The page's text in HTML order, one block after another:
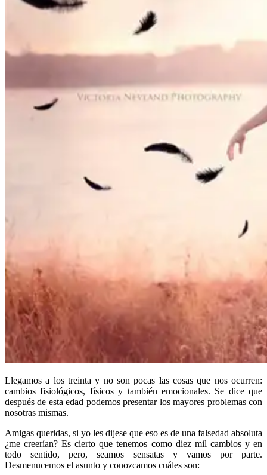
Llegamos a los treinta y no son pocas las cosas que nos ocurren:
cambios fisiológicos, físicos y también emocionales. Se dice que
después de esta edad podemos presentar los mayores problemas con
nosotras mismas.
Amigas queridas, si yo les dijese que eso es de una falsedad absoluta
¿me creerían? Es cierto que tenemos como diez mil cambios y en
todo sentido, pero, seamos sensatas y vamos por parte.
Desmenucemos el asunto y conozcamos cuáles son: